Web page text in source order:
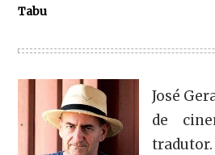
Tabu
José
de